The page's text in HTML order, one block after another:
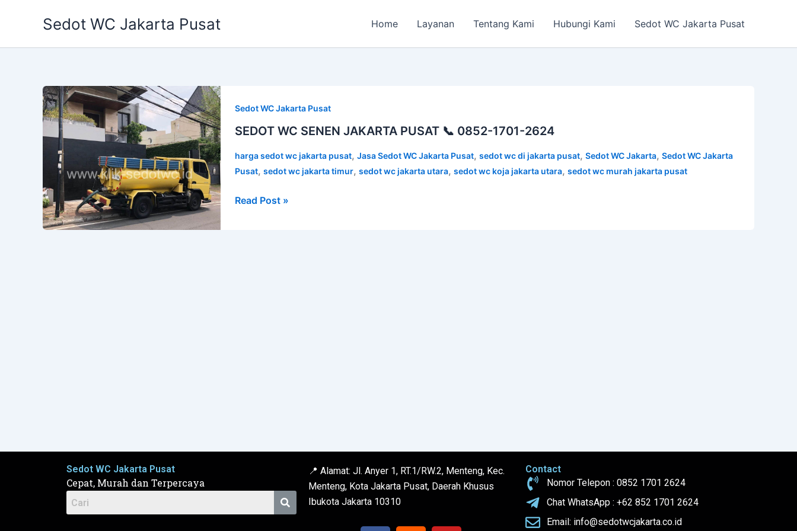
Sedot WC Jakarta Pusat Home Layanan Tentang Kami Hubungi Kami Sedot WC Jakarta Pusat
Sedot WC Jakarta Pusat
SEDOT WC SENEN JAKARTA PUSAT 📞 0852-1701-2624
harga sedot wc jakarta pusat, Jasa Sedot WC Jakarta Pusat, sedot wc di jakarta pusat, Sedot WC Jakarta, Sedot WC Jakarta
Pusat, sedot wc jakarta timur, sedot wc jakarta utara, sedot wc koja jakarta utara, sedot wc murah jakarta pusat
WC
SENEN
JAKARTA
PUSAT
📞
1701-
Read Post »
Sedot WC Jakarta Pusat
Cepat, Murah dan Terpercaya
📍 Alamat: Jl. Anyer 1, RT.1/RW.2, Menteng, Kec.
Menteng, Kota Jakarta Pusat, Daerah Khusus
Ibukota Jakarta 10310
Contact
Nomor Telepon : 0852 1701 2624
Chat WhatsApp : +62 852 1701 2624
Email: info@sedotwcjakarta.co.id